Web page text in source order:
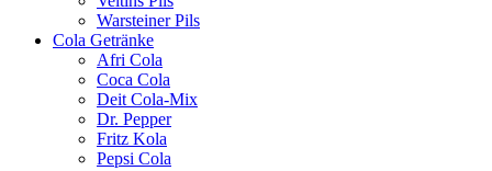
Warsteiner Pils
Cola Getränke
Afri Cola
Coca Cola
Deit Cola-Mix
Dr. Pepper
Fritz Kola
Pepsi Cola